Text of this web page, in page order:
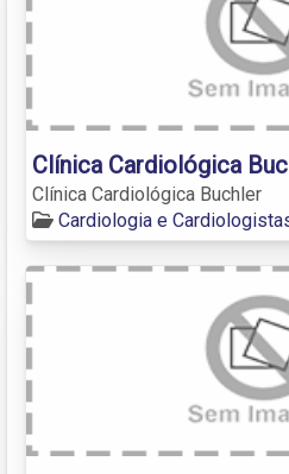
Clínica Cardiológica
Clínica Cardiológica Buchler
Cardiologia e